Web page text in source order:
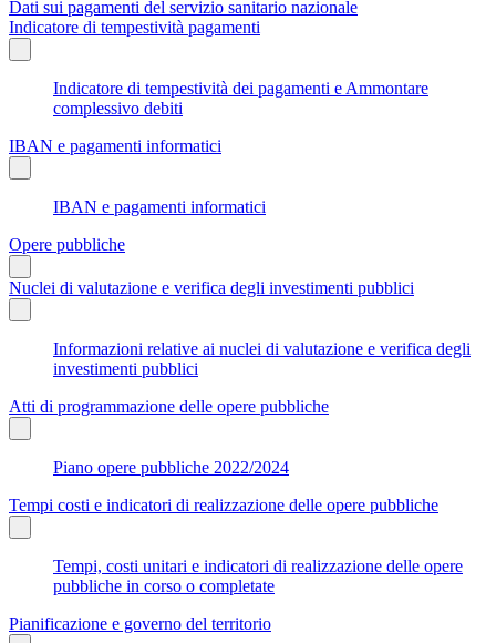
Dati sui pagamenti del servizio sanitario nazionale
Indicatore di tempestività pagamenti
Indicatore di tempestività dei pagamenti e Ammontare
complessivo debiti
IBAN e pagamenti informatici
IBAN e pagamenti informatici
Opere pubbliche
Nuclei di valutazione e verifica degli investimenti pubblici
Informazioni relative ai nuclei di valutazione e verifica degli
investimenti pubblici
Atti di programmazione delle opere pubbliche
Piano opere pubbliche 2022/2024
Tempi costi e indicatori di realizzazione delle opere pubbliche
Tempi, costi unitari e indicatori di realizzazione delle opere
pubbliche in corso o completate
Pianificazione e governo del territorio